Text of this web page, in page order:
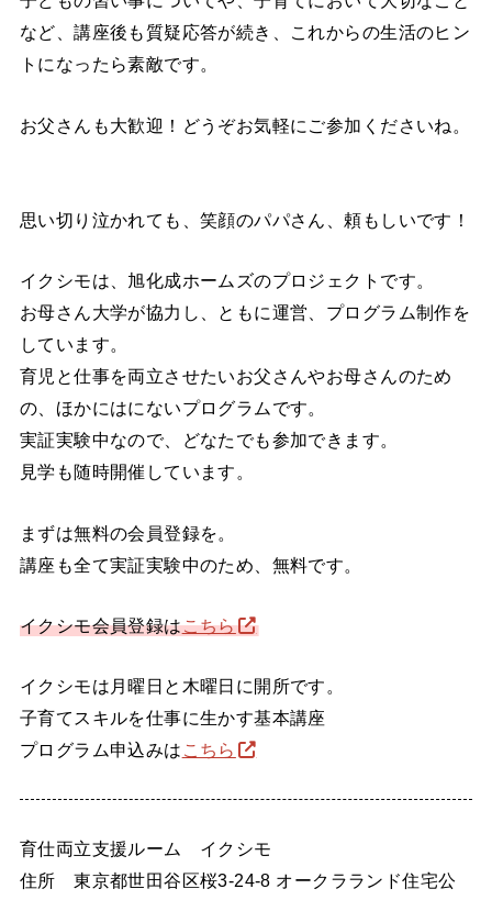
など、講座後も質疑応答が続き、これからの生活のヒン
トになったら素敵です。
お父さんも大歓迎！どうぞお気軽にご参加くださいね。
思い切り泣かれても、笑顔のパパさん、頼もしいです！
イクシモは、旭化成ホームズのプロジェクトです。
お母さん大学が協力し、ともに運営、プログラム制作を
しています。
育児と仕事を両立させたいお父さんやお母さんのため
の、ほかにはにないプログラムです。
実証実験中なので、どなたでも参加できます。
見学も随時開催しています。
まずは無料の会員登録を。
講座も全て実証実験中のため、無料です。
イクシモ会員登録はこちら
イクシモは月曜日と木曜日に開所です。
子育てスキルを仕事に生かす基本講座
プログラム申込みは こちら
育仕両立支援ルーム イクシモ
住所 東京都世田谷区桜3-24-8 オークラランド住宅公